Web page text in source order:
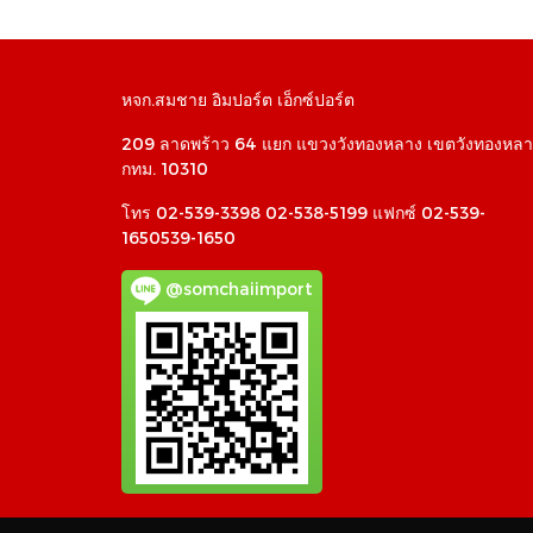
หจก.สมชาย อิมปอร์ต เอ็กซ์ปอร์ต
209 ลาดพร้าว 64 แยก แขวงวังทองหลาง เขตวังทองหล
กทม. 10310
โทร 02-539-3398 02-538-5199 แฟกซ์ 02-539-
1650539-1650
@somchaiimport